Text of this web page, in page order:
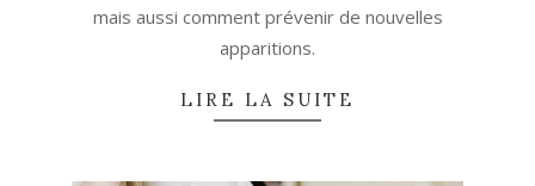
mais aussi comment prévenir de nouvelles
apparitions.
LIRE LA SUITE